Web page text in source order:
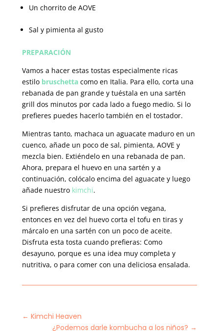
Un chorrito de AOVE
Sal y pimienta al gusto
PREPARACIÓN
Vamos a hacer estas tostas especialmente ricas
estilo bruschettacomo en Italia. Para ello, corta una
rebanada de pan grande y tuéstala en una sartén
grill dos minutos por cada lado a fuego medio. Si lo
prefieres puedes hacerlo también en el tostador.
Mientras tanto, machaca un aguacate maduro en un
cuenco, añade un poco de sal, pimienta, AOVE y
mezcla bien. Extiéndelo en una rebanada de pan.
Ahora, prepara el huevo en una sartén y a
continuación, colócalo encima del aguacate y luego
añade nuestro kimchi.
Si prefieres disfrutar de una opción vegana,
entonces en vez del huevo corta el tofu en tiras y
márcalo en una sartén con un poco de aceite.
Disfruta esta tosta cuando prefieras: Como
desayuno, porque es una idea muy completa y
nutritiva, o para comer con una deliciosa ensalada.
← Kimchi Heaven
¿Podemos darle kombucha a los niños? →